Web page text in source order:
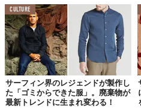
「いつか
生分解性のも
CULTURE
サーフィン界のレジェンドが製作し
た「ゴミからできた服」。廃棄物が
最新トレンドに生まれ変わる！